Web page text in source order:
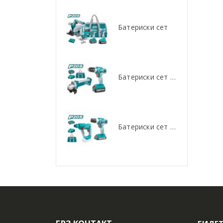
Батериски сет
Батериски сет Брусалица и Бормашина 20V
Батериски сет Ротирачки Чекан и Бормашина 20V